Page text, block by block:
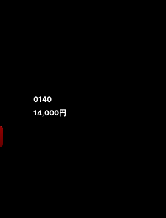
0140
14,000円